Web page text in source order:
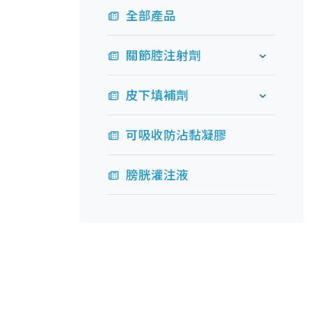
全部產品
關節腔注射劑
皮下填補劑
可吸收防沾黏凝膠
膀胱灌注液